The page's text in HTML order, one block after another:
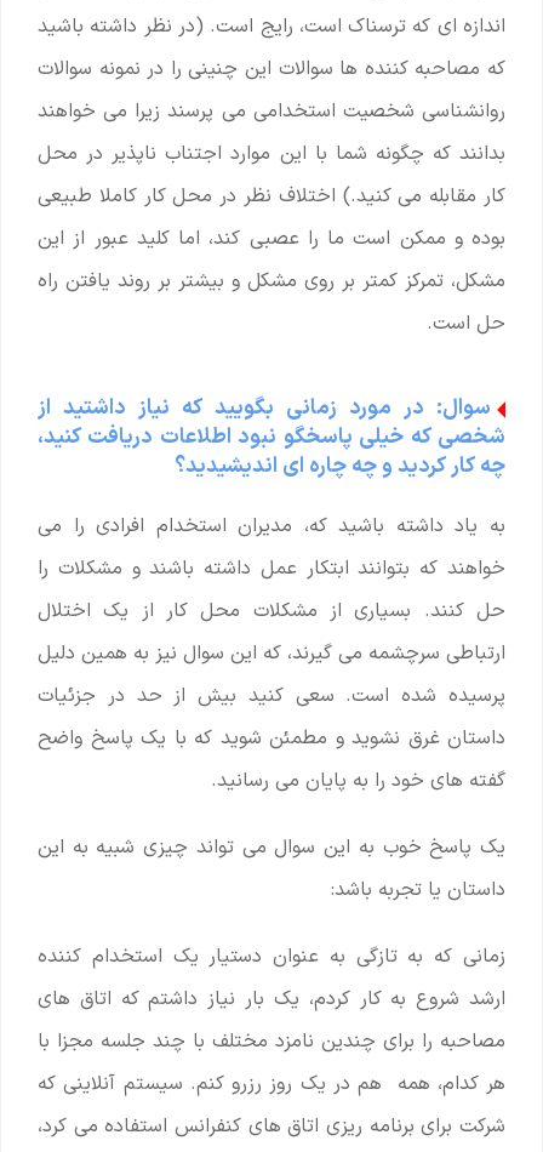
اندازه ای که ترسناک است، رایج است. (در نظر داشته باشید
که مصاحبه ‌کننده ‌ها سوالات این چنینی را در نمونه سوالات
روانشناسی شخصیت استخدامی می ‌پرسند زیرا می ‌خواهند
بدانند که چگونه شما با این موارد اجتناب ‌ناپذیر در محل
کار مقابله می ‌کنید.) اختلاف نظر در محل کار کاملا طبیعی
بوده و ممکن است ما را عصبی کند، اما کلید عبور از این
مشکل، تمرکز کمتر بر روی مشکل و بیشتر بر روند یافتن راه
حل است.
سوال: در مورد زمانی بگویید که نیاز داشتید از
شخصی که خیلی پاسخگو نبود اطلاعات دریافت کنید،
چه کار کردید و چه چاره ای اندیشیدید؟
به یاد داشته باشید که، مدیران استخدام افرادی را می
خواهند که بتوانند ابتکار عمل داشته باشند و مشکلات را
حل کنند. بسیاری از مشکلات محل کار از یک اختلال
ارتباطی سرچشمه می گیرند، که این سوال نیز به همین دلیل
پرسیده شده است. سعی کنید بیش از حد در جزئیات
داستان غرق نشوید و مطمئن شوید که با یک پاسخ واضح
گفته های خود را به پایان می رسانید.
یک پاسخ خوب به این سوال می تواند چیزی شبیه به این
داستان یا تجربه باشد:
زمانی که به ‌تازگی به ‌عنوان دستیار یک استخدام‌ کننده
ارشد شروع به کار ‌کردم، یک بار نیاز داشتم که اتاق ‌های
مصاحبه را برای چندین نامزد مختلف با چند جلسه مجزا با
هر کدام، همه هم در یک روز رزرو کنم. سیستم آنلاینی که
شرکت برای برنامه‌ ریزی اتاق ‌های کنفرانس استفاده می‌ کرد،